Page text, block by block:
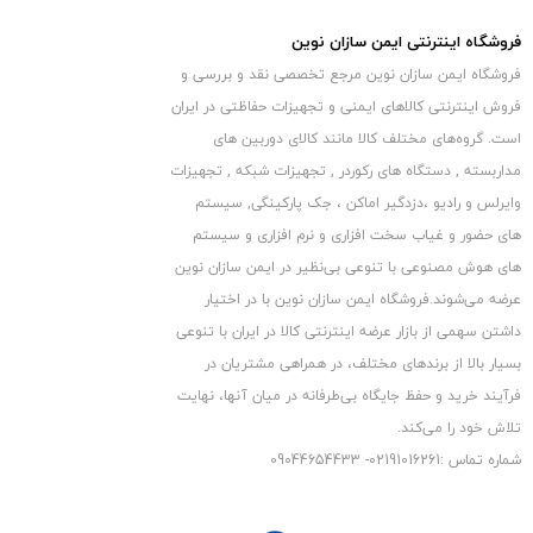
تنظیم حالت لحظه ای و دائم می باشد و هیچ گونه تفاوت سخت
افزاری و نرم افزاری ندارد.
جمع بندی و گارانتی
فروشگاه اینترنتی ایمن سازان نوین
فروشگاه ایمن سازان نوین مرجع تخصصی نقد و بررسی و
فروش اینترنتی کالاهای ایمنی و تجهیزات حفاظتی در ایران
است. گروه‏‏‌های مختلف کالا مانند کالای دوربین های
مداربسته , دستگاه های رکوردر , تجهیزات شبکه , تجهیزات
وایرلس و رادیو ،دزدگیر اماکن ، جک پارکینگی, سیستم
های حضور و غیاب سخت افزاری و نرم افزاری و سیستم
های هوش مصنوعی با تنوعی بی‌نظیر در ایمن سازان نوین
عرضه می‏‏‏‌شوند.فروشگاه ایمن سازان نوین با در اختیار
داشتن سهمی از بازار عرضه اینترنتی کالا در ایران با تنوعی
بسیار بالا از برندهای مختلف، در همراهی مشتریان در
فرآیند خرید و حفظ جایگاه بی‏‏‏‌طرفانه در میان آنها، نهایت
تلاش خود را می‌‏‏کند.
شماره تماس :02191016261- 09044654433